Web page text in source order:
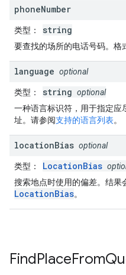
phoneNumber
类型 ： string
要查找的场所的电话号码。格
language optional
类型 ： string optional
一种语言标识符，用于指定应
址。请参阅支持的语言列表。
locationBias optional
类型 ： LocationBias
搜索地点时使用的偏差。结果
LocationBias。
FindPlaceFrom